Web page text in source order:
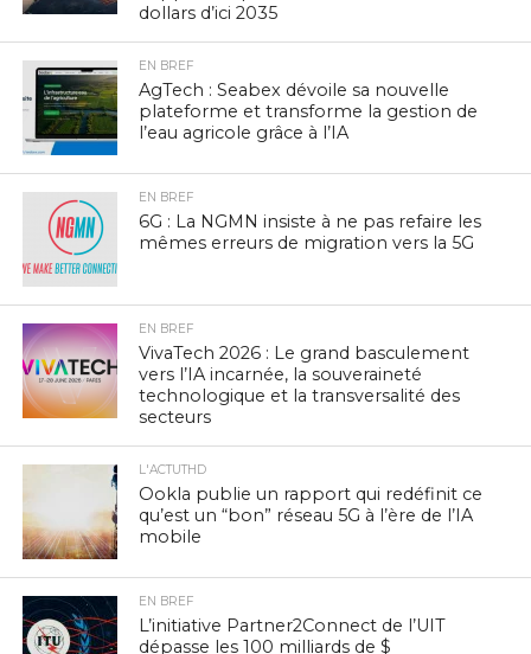
dollars d’ici 2035
EN BREF
AgTech : Seabex dévoile sa nouvelle
plateforme et transforme la gestion de
l’eau agricole grâce à l’IA
EN BREF
6G : La NGMN insiste à ne pas refaire les
mêmes erreurs de migration vers la 5G
EN BREF
VivaTech 2026 : Le grand basculement
vers l’IA incarnée, la souveraineté
technologique et la transversalité des
secteurs
L'ACTUTHD
Ookla publie un rapport qui redéfinit ce
qu’est un “bon” réseau 5G à l’ère de l’IA
mobile
EN BREF
L’initiative Partner2Connect de l’UIT
dépasse les 100 milliards de $